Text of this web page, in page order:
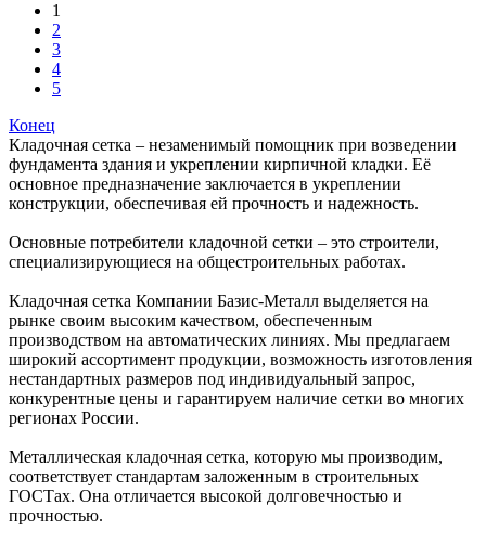
1
2
3
4
5
Конец
Кладочная сетка – незаменимый помощник при возведении
фундамента здания и укреплении кирпичной кладки. Её
основное предназначение заключается в укреплении
конструкции, обеспечивая ей прочность и надежность.
Основные потребители кладочной сетки – это строители,
специализирующиеся на общестроительных работах.
Кладочная сетка Компании Базис-Металл выделяется на
рынке своим высоким качеством, обеспеченным
производством на автоматических линиях. Мы предлагаем
широкий ассортимент продукции, возможность изготовления
нестандартных размеров под индивидуальный запрос,
конкурентные цены и гарантируем наличие сетки во многих
регионах России.
Металлическая кладочная сетка, которую мы производим,
соответствует стандартам заложенным в строительных
ГОСТах. Она отличается высокой долговечностью и
прочностью.